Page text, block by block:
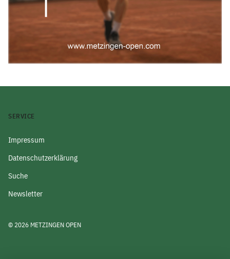
SERVICE
Impressum
Datenschutzerklärung
Suche
Newsletter
© 2026 METZINGEN OPEN